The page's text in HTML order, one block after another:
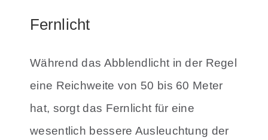
Fernlicht
Während das Abblendlicht in der Regel
eine Reichweite von 50 bis 60 Meter
hat, sorgt das Fernlicht für eine
wesentlich bessere Ausleuchtung der